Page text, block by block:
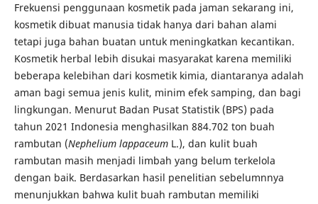
Frekuensi penggunaan kosmetik pada jaman sekarang ini,
kosmetik dibuat manusia tidak hanya dari bahan alami
tetapi juga bahan buatan untuk meningkatkan kecantikan.
Kosmetik herbal lebih disukai masyarakat karena memiliki
beberapa kelebihan dari kosmetik kimia, diantaranya adalah
aman bagi semua jenis kulit, minim efek samping, dan bagi
lingkungan. Menurut Badan Pusat Statistik (BPS) pada
tahun 2021 Indonesia menghasilkan 884.702 ton buah
rambutan (Nephelium lappaceumL.), dan kulit buah
rambutan masih menjadi limbah yang belum terkelola
dengan baik. Berdasarkan hasil penelitian sebelumnnya
menunjukkan bahwa kulit buah rambutan memiliki